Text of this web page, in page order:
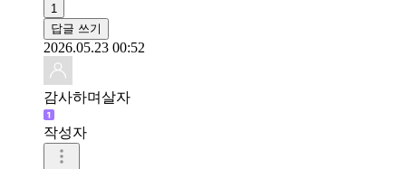
1
답글 쓰기
2026.05.23 00:52
감사하며살자
작성자